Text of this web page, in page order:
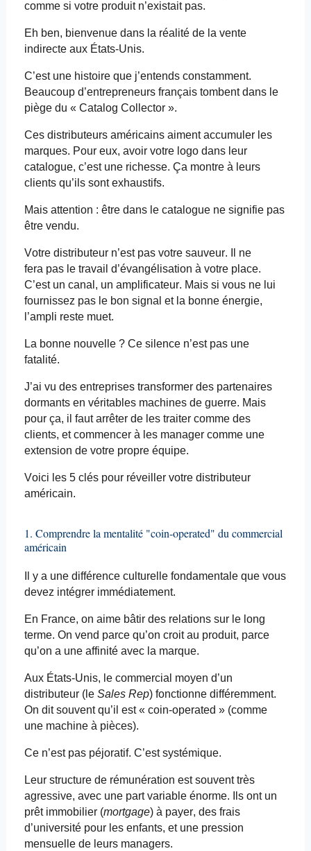
comme si votre produit n’existait pas.
Eh ben, bienvenue dans la réalité de la vente
indirecte aux États-Unis.
C’est une histoire que j’entends constamment.
Beaucoup d’entrepreneurs français tombent dans le
piège du « Catalog Collector ».
Ces distributeurs américains aiment accumuler les
marques. Pour eux, avoir votre logo dans leur
catalogue, c’est une richesse. Ça montre à leurs
clients qu’ils sont exhaustifs.
Mais attention : être dans le catalogue ne signifie pas
être vendu.
Votre distributeur n’est pas votre sauveur. Il ne
fera pas le travail d’évangélisation à votre place.
C’est un canal, un amplificateur. Mais si vous ne lui
fournissez pas le bon signal et la bonne énergie,
l’ampli reste muet.
La bonne nouvelle ? Ce silence n’est pas une
fatalité.
J’ai vu des entreprises transformer des partenaires
dormants en véritables machines de guerre. Mais
pour ça, il faut arrêter de les traiter comme des
clients, et commencer à les manager comme une
extension de votre propre équipe.
Voici les 5 clés pour réveiller votre distributeur
américain.
1. Comprendre la mentalité "coin-operated" du commercial
américain
Il y a une différence culturelle fondamentale que vous
devez intégrer immédiatement.
En France, on aime bâtir des relations sur le long
terme. On vend parce qu’on croit au produit, parce
qu’on a une affinité avec la marque.
Aux États-Unis, le commercial moyen d’un
distributeur (le Sales Rep) fonctionne différemment.
On dit souvent qu’il est « coin-operated » (comme
une machine à pièces).
Ce n’est pas péjoratif. C’est systémique.
Leur structure de rémunération est souvent très
agressive, avec une part variable énorme. Ils ont un
prêt immobilier (mortgage) à payer, des frais
d’université pour les enfants, et une pression
mensuelle de leurs managers.